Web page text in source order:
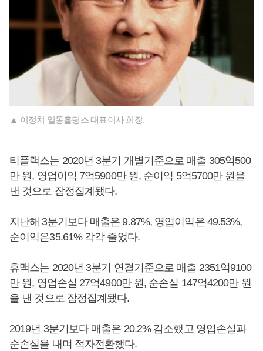
▲ 이정치 일동홀딩스 대표이사 회장.
티플랙스는 2020년 3분기 개별기준으로 매출 305억500
만 원, 영업이익 7억5900만 원, 순이익 5억5700만 원을
낸 것으로 잠정집계됐다.
지난해 3분기보다 매출은 9.87%, 영업이익은 49.53%,
순이익은35.61% 각각 줄었다.
휴맥스는 2020년 3분기 연결기준으로 매출 2351억9100
만 원, 영업손실 27억4900만 원, 순손실 147억4200만 원
을 낸 것으로 잠정집계됐다.
2019년 3분기보다 매출은 20.2% 감소했고 영업손실과
순손실을 내며 적자전환했다.